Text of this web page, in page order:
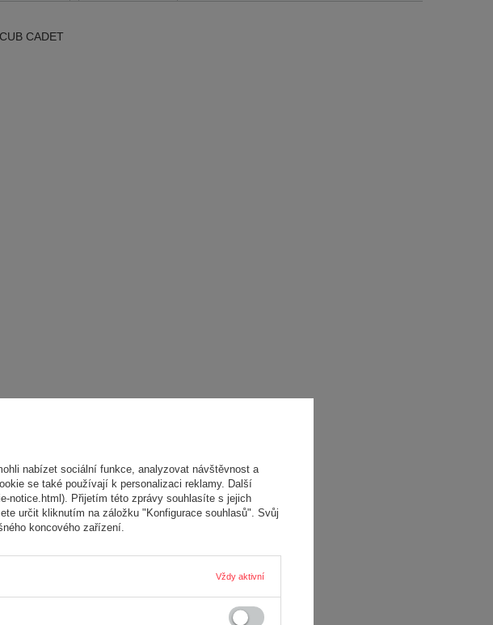
CADET
nabízet sociální funkce, analyzovat návštěvnost a
se také používají k personalizaci reklamy. Další
notice.html). Přijetím této zprávy souhlasíte s jejich
určit kliknutím na záložku "Konfigurace souhlasů". Svůj
koncového zařízení.
Vždy aktivní